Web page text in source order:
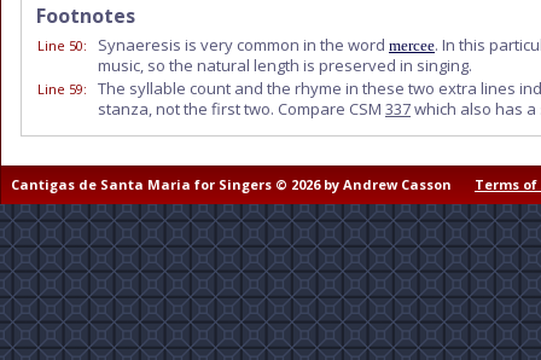
Footnotes
Line 50: Synaeresis is very common in the word mercee. In this
music, so the natural length is preserved in singing.
Line 59:
The syllable count and the rhyme in these two extra lines
stanza, not the first two. Compare CSM 337which also has
Cantigas de Santa Maria for Singers © 2026 by Andrew Casson Terms of